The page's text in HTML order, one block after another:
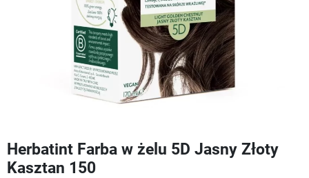
Herbatint Farba w żelu 5D Jasny Złoty
Kasztan 150